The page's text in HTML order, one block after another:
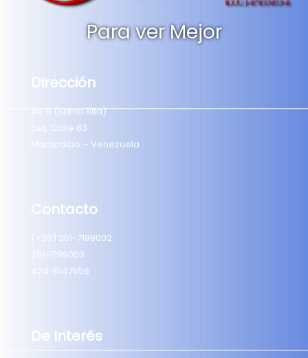
Para ver Mejor
Dirección
Av. 8 (Santa Rita)
Esq. Calle 83
Maracaibo – Venezuela
Contacto
(+58) 261-7199002
261-7199003
424-6147656
De Interés